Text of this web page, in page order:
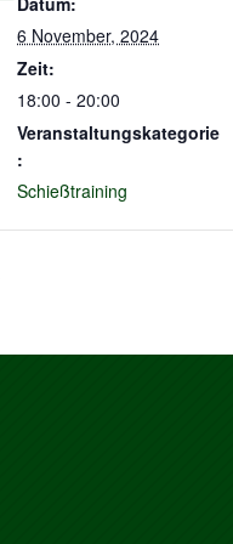
6 November, 2024
Zeit:
18:00 - 20:00
Veranstaltungskategorie
:
Schießtraining